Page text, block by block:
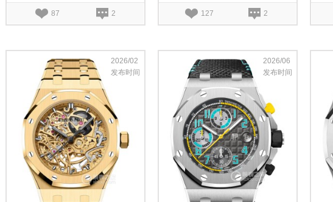
87 2 127 2
2026/02
发布时间
2026/06
发布时间